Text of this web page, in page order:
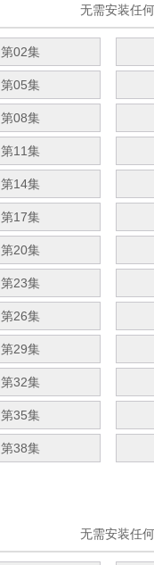
无需安装任
第02集
第05集
第08集
第11集
第14集
第17集
第20集
第23集
第26集
第29集
第32集
第35集
第38集
无需安装任